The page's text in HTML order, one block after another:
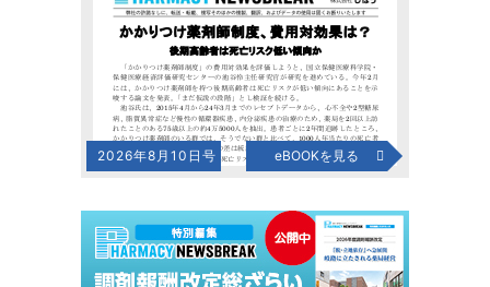
2026年8月10日号 eBOOKを見る